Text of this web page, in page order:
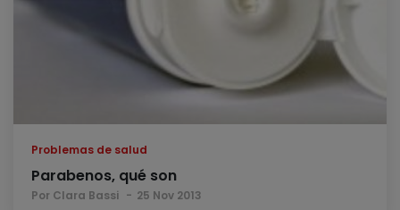
Problemas de salud
Parabenos, qué son
Por Clara Bassi 25 Nov 2013